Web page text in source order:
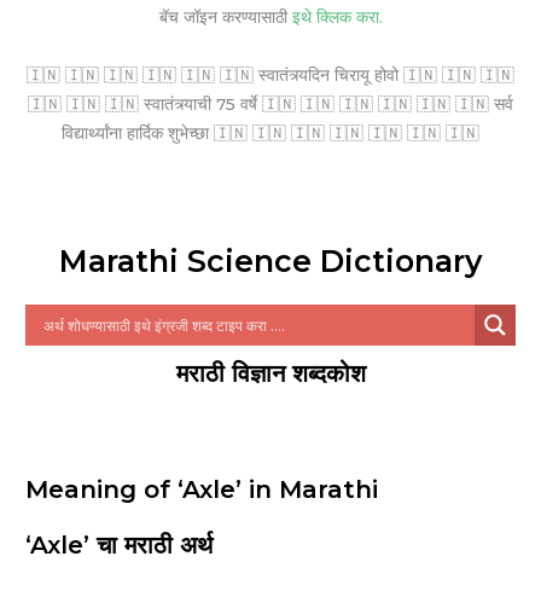
बॅच जॉइन करण्यासाठी इथे क्लिक करा.
🇮🇳 🇮🇳 🇮🇳 🇮🇳 🇮🇳 🇮🇳 स्वातंत्र्यदिन चिरायू होवो 🇮🇳 🇮🇳 🇮🇳
🇮🇳 🇮🇳 🇮🇳 स्वातंत्र्याची 75 वर्षे 🇮🇳 🇮🇳 🇮🇳 🇮🇳 🇮🇳 🇮🇳 सर्व
विद्यार्थ्यांना हार्दिक शुभेच्छा 🇮🇳 🇮🇳 🇮🇳 🇮🇳 🇮🇳 🇮🇳 🇮🇳
Marathi Science Dictionary
मराठी विज्ञान शब्दकोश
Meaning of ‘Axle’ in Marathi
‘Axle’ चा मराठी अर्थ